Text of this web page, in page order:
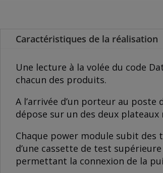
Caractéristiques de la réalisation
Une lecture à la volée du code
chacun des produits.
A l’arrivée d’un porteur au
dépose sur un des deux
Chaque power module subit des
d’une cassette de test
permettant la connexion de la